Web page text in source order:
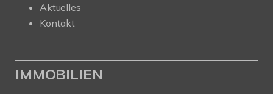
Aktuelles
Kontakt
IMMOBILIEN